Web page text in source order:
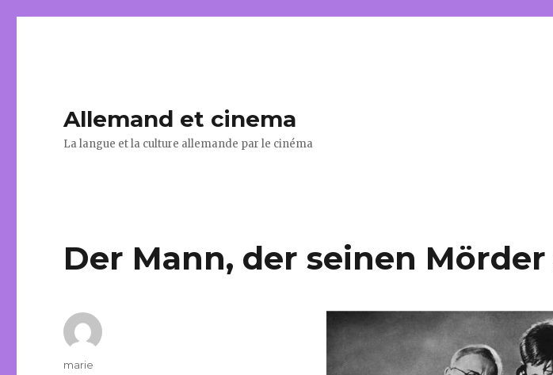
Allemand et cinema
La langue et la culture allemande par le cinéma
Der Mann, der seinen
Auteur
marie